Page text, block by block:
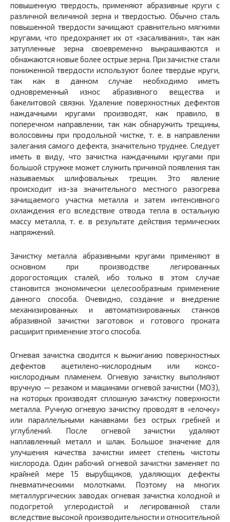
повышенную твердость, применяют абразивные круги с
различной величиной зерна и твердостью. Обычно сталь
повышенной твердости зачищают сравнительно мягкими
кругами, что предохраняет их от «засаливания», так как
затупленные зерна своевременно выкрашиваются и
обнажаются новые более острые зерна. При зачистке стали
пониженной твердости используют более твердые круги,
так как в данном случае необходимо иметь
одновременный износ абразивного вещества и
бакелитовой связки. Удаление поверхностных дефектов
наждачными кругами производят, как правило, в
поперечном направлении, так как обнаружить трещины,
волосовины при продольной чистке, т. е. в направлении
залегания самого дефекта, значительно труднее. Следует
иметь в виду, что зачистка наждачными кругами при
большой стружке может служить причиной появления так
называемых шлифовальных трещин. Это явление
происходит из-за значительного местного разогрева
зачищаемого участка металла и затем интенсивного
охлаждения его вследствие отвода тепла в остальную
массу металла, т. е. в результате действия термических
напряжений.
Зачистку металла абразивными кругами применяют в
основном при производстве легированных
дорогостоящих сталей, ибо только в этом случае
становится экономически целесообразным применение
данного способа. Очевидно, создание и внедрение
механизированных и автоматизированных станков
абразивной зачистки заготовок и готового проката
расширит применение этого способа.
Огневая зачистка сводится к выжиганию поверхностных
дефектов ацетилено-кислородным или коксо-
кислородным пламенем. Огневую зачистку выполняют
вручную — резаком и машинами огневой зачистки (МОЗ),
на которых производят сплошную зачистку поверхности
металла. Ручную огневую зачистку проводят в «елочку»
или параллельными канавками без острых гребней и
углублений. После огневой зачистки удаляют
наплавленный металл и шлак. Большое значение для
улучшения качества зачистки имеет степень чистоты
кислорода. Один рабочий огневой зачистки заменяет по
крайней мере 15 вырубщиков, удаляющих дефекты
пневматическими молотками. Поэтому на многих
металлургических заводах огневая зачистка холодной и
подогретой углеродистой и легированной стали
вследствие высокой производительности и относительной